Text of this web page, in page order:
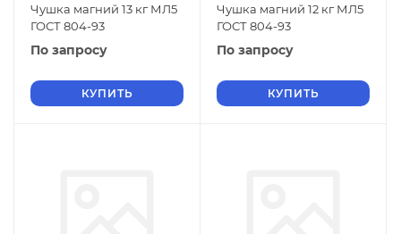
Чушка магний 13 кг МЛ5
ГОСТ 804-93
По запросу
КУПИТЬ
Чушка магний 12 кг МЛ5
ГОСТ 804-93
По запросу
КУПИТЬ